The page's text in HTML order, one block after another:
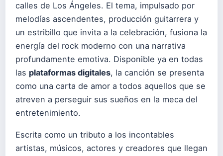
calles de Los Ángeles. El tema, impulsado por
melodías ascendentes, producción guitarrera y
un estribillo que invita a la celebración, fusiona la
energía del rock moderno con una narrativa
profundamente emotiva. Disponible ya en todas
las plataformas digitales, la canción se presenta
como una carta de amor a todos aquellos que se
atreven a perseguir sus sueños en la meca del
entretenimiento.
Escrita como un tributo a los incontables
artistas, músicos, actores y creadores que llegan